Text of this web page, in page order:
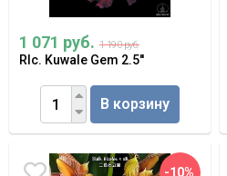
1 071 руб. 1 190 руб.
Rlc. Kuwale Gem 2.5''
В корзину
-10%